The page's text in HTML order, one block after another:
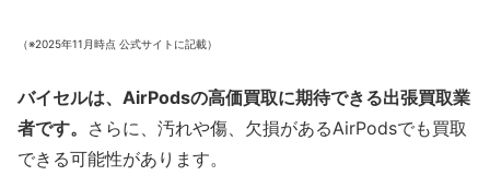
（※2025年11月時点 公式サイトに記載）
バイセルは、AirPodsの高価買取に期待できる出張買取業
者です。 さらに、汚れや傷、欠損があるAirPodsでも買取
できる可能性があります。